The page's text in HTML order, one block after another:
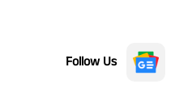
Follow Us